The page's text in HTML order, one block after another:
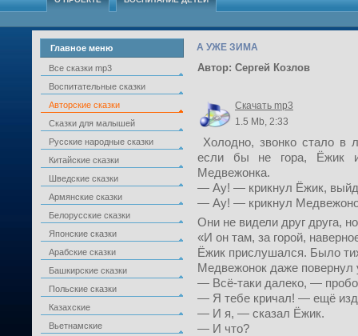
Главное меню
Все сказки mp3
Воспитательные сказки
Авторские сказки
Сказки для малышей
Русские народные сказки
Китайские сказки
Шведские сказки
Армянские сказки
Белорусские сказки
Японские сказки
Арабские сказки
Башкирские сказки
Польские сказки
Казахские
Вьетнамские
А УЖЕ ЗИМА
Автор: Сергей Козлов
Скачать mp3
1.5 Mb, 2:33
Холодно, звонко стало в
если бы не гора, Ёжик
Медвежонка.
— Ау! — крикнул Ёжик,
— Ау! — крикнул
Они не видели друг друга,
«И он там, за горой,
Ёжик прислушался. Было
Медвежонок даже повернул
— Всё-таки далеко, —
— Я тебе кричал! — ещё
— И я, — сказал Ёжик.
— И что?